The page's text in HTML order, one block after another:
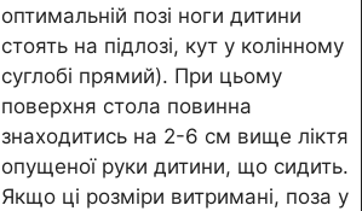
оптимальній позі ноги дитини
стоять на підлозі, кут у колінному
суглобі прямий). При цьому
поверхня стола повинна
знаходитись на 2-6 см вище ліктя
опущеної руки дитини, що сидить.
Якщо ці розміри витримані, поза у